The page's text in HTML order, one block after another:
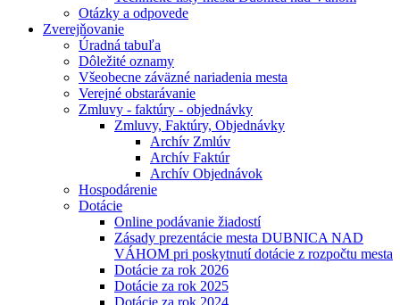
Otázky a odpovede
Zverejňovanie
Úradná tabuľa
Dôležité oznamy
Všeobecne záväzné nariadenia mesta
Verejné obstarávanie
Zmluvy - faktúry - objednávky
Zmluvy, Faktúry, Objednávky
Archív Zmlúv
Archív Faktúr
Archív Objednávok
Hospodárenie
Dotácie
Online podávanie žiadostí
Zásady prezentácie mesta DUBNICA NAD
VÁHOM pri poskytnutí dotácie z rozpočtu mesta
Dotácie za rok 2026
Dotácie za rok 2025